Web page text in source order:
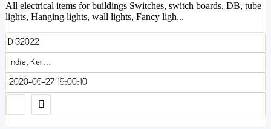
All electrical items for buildings Switches, switch boards, DB, tube
lights, Hanging lights, wall lights, Fancy ligh...
ID 32022
India, Ker...
2020-06-27 19:00:10